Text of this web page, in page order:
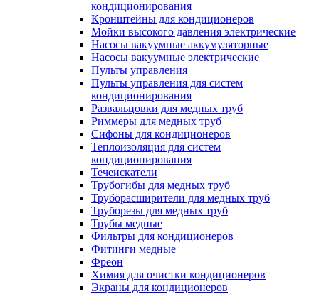
кондиционирования
Кронштейны для кондиционеров
Мойки высокого давления электрические
Насосы вакуумные аккумуляторные
Насосы вакуумные электрические
Пульты управления
Пульты управления для систем
кондиционирования
Развальцовки для медных труб
Риммеры для медных труб
Сифоны для кондиционеров
Теплоизоляция для систем
кондиционирования
Течеискатели
Трубогибы для медных труб
Труборасширители для медных труб
Труборезы для медных труб
Трубы медные
Фильтры для кондиционеров
Фитинги медные
Фреон
Химия для очистки кондиционеров
Экраны для кондиционеров